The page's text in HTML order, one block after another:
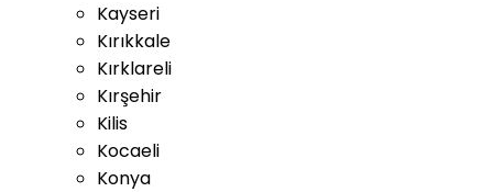
Kayseri
Kırıkkale
Kırklareli
Kırşehir
Kilis
Kocaeli
Konya